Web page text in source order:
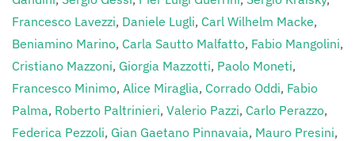
Francesco Lavezzi, Daniele Lugli, Carl Wilhelm Macke,
Beniamino Marino, Carla Sautto Malfatto, Fabio Mangolini,
Cristiano Mazzoni, Giorgia Mazzotti, Paolo Moneti,
Francesco Minimo, Alice Miraglia, Corrado Oddi, Fabio
Palma, Roberto Paltrinieri, Valerio Pazzi, Carlo Perazzo,
Federica Pezzoli, Gian Gaetano Pinnavaia, Mauro Presini,